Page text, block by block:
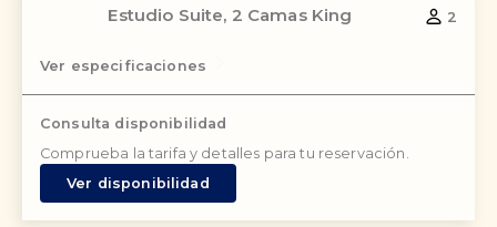
Estudio Suite, 2 Camas King
Ver especificaciones
2
Consulta disponibilidad
Comprueba la tarifa y detalles para tu reservación.
Ver disponibilidad